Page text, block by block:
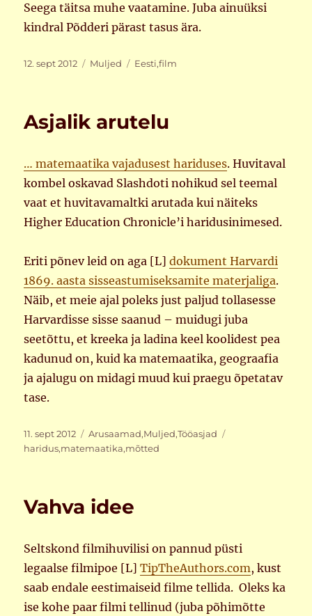
Seega täitsa muhe vaatamine. Juba ainuüksi
kindral Põdderi pärast tasus ära.
Postitatud
12. sept 2012 Rubriigid
Muljed Sildid
Eesti,film
Asjalik arutelu
… matemaatika vajadusest hariduses. Huvitaval
kombel oskavad Slashdoti nohikud sel teemal
vaat et huvitavamaltki arutada kui näiteks
Higher Education Chronicle’i haridusinimesed.
Eriti põnev leid on aga [L]dokument Harvardi
1869. aasta sisseastumiseksamite materjaliga.
Näib, et meie ajal poleks just paljud tollasesse
Harvardisse sisse saanud – muidugi juba
seetõttu, et kreeka ja ladina keel koolidest pea
kadunud on, kuid ka matemaatika, geograafia
ja ajalugu on midagi muud kui praegu õpetatav
tase.
Postitatud
11. sept 2012 Rubriigid
Arusaamad,Muljed,Tööasjad
haridus,matemaatika,mõtted
Vahva idee
Seltskond filmihuvilisi on pannud püsti
legaalse filmipoe [L]TipTheAuthors.com, kust
saab endale eestimaiseid filme tellida. Oleks ka
ise kohe paar filmi tellinud (juba põhimõtte